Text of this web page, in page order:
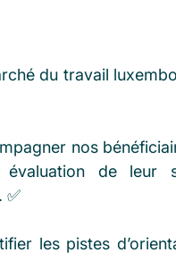
du travail
nos
de leur
✅
les pistes